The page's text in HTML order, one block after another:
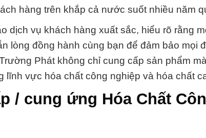
hàng trên khắp cả nước suốt nhiều năm
dịch vụ khách hàng xuất sắc, hiểu rõ rằng
lòng đồng hành cùng bạn để đảm bảo mọi
Phát không chỉ cung cấp sản phẩm
lĩnh vực hóa chất công nghiệp và hóa chất
/ cung ứng Hóa Chất